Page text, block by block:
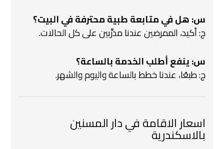
س: هل في متابعة طبية محترفة في البيت؟
ج: أكيد، الممرضين عندنا مدرَّبين على كل الحالات.
س: ينفع أطلب الخدمة بالساعة؟
ج: طبعًا، عندنا خطط بالساعة واليوم والشهر.
اسعار الاقامة في دار المسنين
بالاسكندرية